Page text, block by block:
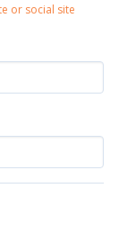
or social site